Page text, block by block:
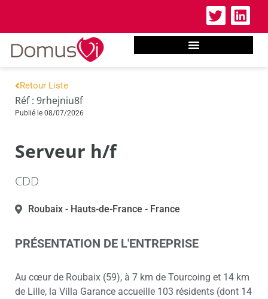
Retour Liste
Réf : 9rhejniu8f
Publié le 08/07/2026
Serveur h/f
CDD
Roubaix - Hauts-de-France - France
PRÉSENTATION DE L'ENTREPRISE
Au cœur de Roubaix (59), à 7 km de Tourcoing et 14 km
de Lille, la Villa Garance accueille 103 résidents (dont 14